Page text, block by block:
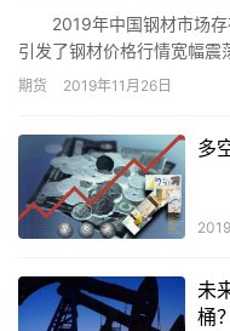
2019年中国钢材市场存
引发了钢材价格行情宽幅震
期货 2019年11月26日
多
未
桶？